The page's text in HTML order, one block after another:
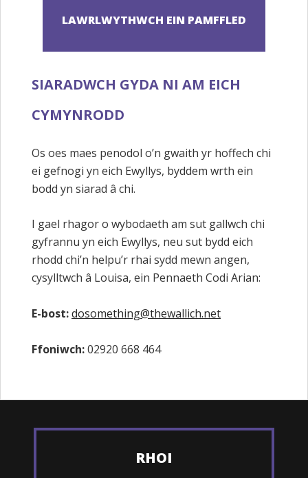
SIARADWCH GYDA NI AM EICH
CYMYNRODD
Os oes maes penodol o’n gwaith yr hoffech chi
ei gefnogi yn eich Ewyllys, byddem wrth ein
bodd yn siarad â chi.
I gael rhagor o wybodaeth am sut gallwch chi
gyfrannu yn eich Ewyllys, neu sut bydd eich
rhodd chi’n helpu’r rhai sydd mewn angen,
cysylltwch â Louisa, ein Pennaeth Codi Arian:
E-bost:dosomething@thewallich.net
Ffoniwch:02920 668 464
RHOI